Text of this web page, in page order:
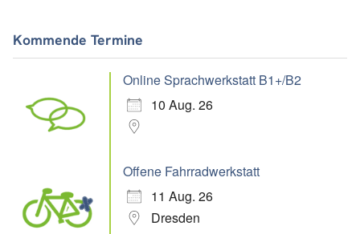
Kommende Termine
Online Sprachwerkstatt B1+/B2
10 Aug. 26
Offene Fahrradwerkstatt
11 Aug. 26
Dresden